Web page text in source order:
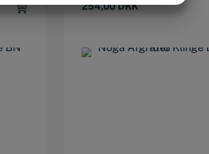
254,00DKK
MARKETING